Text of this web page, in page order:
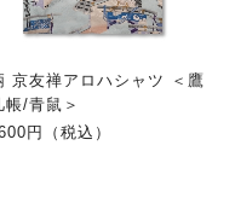
京友禅アロハシャツ ＜鷹
帳/青鼠＞
円（税込）